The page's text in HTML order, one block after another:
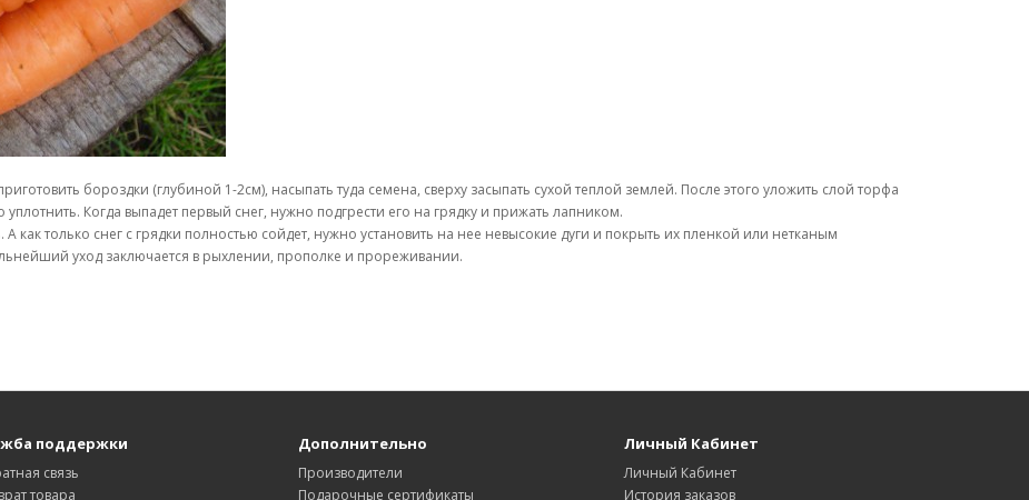
бороздки (глубиной 1-2см), насыпать туда семена, сверху засыпать сухой теплой землей. После этого уложить слой торфа
Когда выпадет первый снег, нужно подгрести его на грядку и прижать лапником.
А как только снег с грядки полностью сойдет, нужно установить на нее невысокие дуги и покрыть их пленкой или нетканым
уход заключается в рыхлении, прополке и прореживании.
поддержки
связь
товара
Дополнительно
Производители
Подарочные сертификаты
Личный Кабинет
Личный Кабинет
История заказов